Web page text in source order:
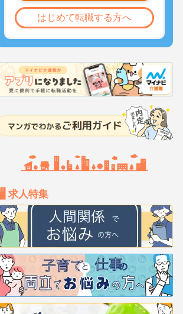
はじめて転職する方へ
求人特集